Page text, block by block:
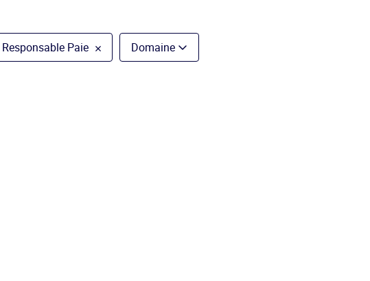
Responsable Paie Domaine